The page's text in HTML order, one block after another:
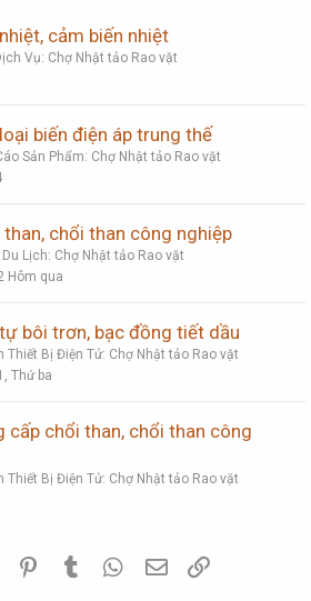
cảm biến nhiệt
Vụ: Chợ Nhật tảo Rao vặt
biến điện áp trung thế
Sản Phẩm: Chợ Nhật tảo Rao vặt
chổi than công nghiệp
Du Lịch: Chợ Nhật tảo Rao vặt
Hôm qua
bôi trơn, bạc đồng tiết dầu
Thiết Bị Điện Tử: Chợ Nhật tảo Rao vặt
Thứ ba
cấp chổi than, chổi than công
Thiết Bị Điện Tử: Chợ Nhật tảo Rao vặt
Reddit PinterestTumblr WhatsApp
Email